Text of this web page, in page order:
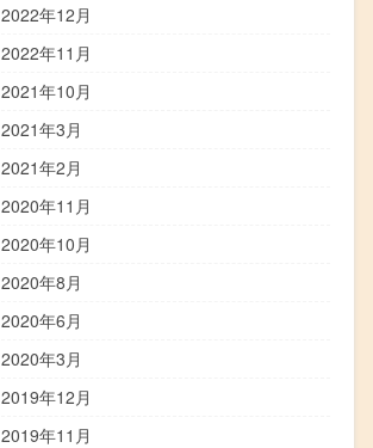
2022年12月
2022年11月
2021年10月
2021年3月
2021年2月
2020年11月
2020年10月
2020年8月
2020年6月
2020年3月
2019年12月
2019年11月